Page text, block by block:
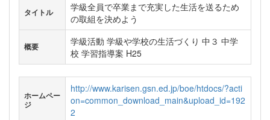
タイトル
学級全員で卒業まで充実した生活を送るため
の取組を決めよう
概要
学級活動 学級や学校の生活づくり 中３ 中学
校 学習指導案 H25
ホームペー
ジ
http://www.karisen.gsn.ed.jp/boe/htdocs/?acti
on=common_download_main&upload_id=192
2